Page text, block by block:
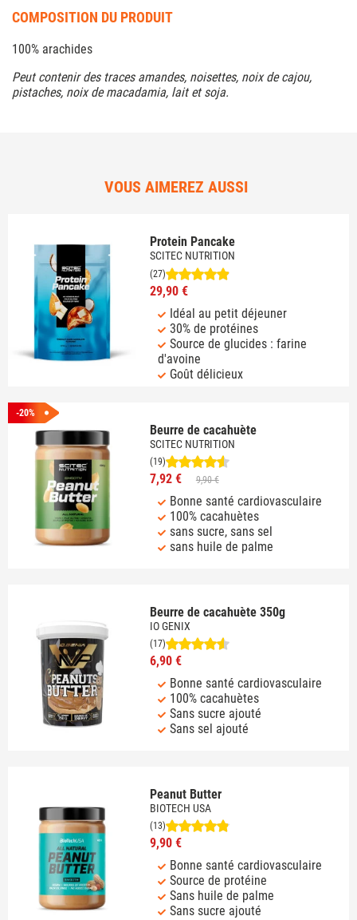
COMPOSITION DU PRODUIT
100% arachides
Peut contenir des traces amandes, noisettes, noix de cajou,
pistaches, noix de macadamia, lait et soja.
VOUS AIMEREZ AUSSI
Protein Pancake
SCITEC NUTRITION
(27)
29,90 €
Idéal au petit déjeuner
30% de protéines
Source de glucides : farine
d'avoine
Goût délicieux
-20%
Beurre de cacahuète
SCITEC NUTRITION
(19)
7,92 € 9,90 €
Bonne santé cardiovasculaire
100% cacahuètes
sans sucre, sans sel
sans huile de palme
Beurre de cacahuète 350g
IO GENIX
(17)
6,90 €
Bonne santé cardiovasculaire
100% cacahuètes
Sans sucre ajouté
Sans sel ajouté
Peanut Butter
BIOTECH USA
(13)
9,90 €
Bonne santé cardiovasculaire
Source de protéine
Sans huile de palme
Sans sucre ajouté